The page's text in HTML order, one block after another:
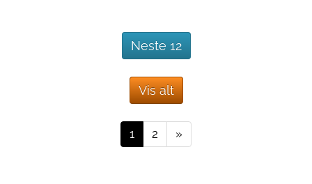
Neste 12
Vis alt
1 2 »